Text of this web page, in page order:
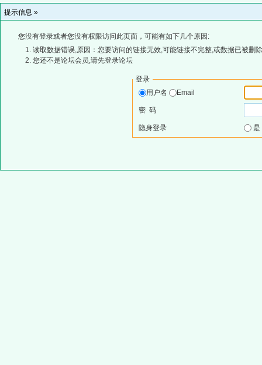
提示信息 »
您没有登录或者您没有权限访问此页面，可能有如下几个原因:
读取数据错误,原因：您要访问的链接无效,可能链接不完整,或数据已被删
您还不是论坛会员,请先登录论坛
登录
用户名
Email
密 码
隐身登录